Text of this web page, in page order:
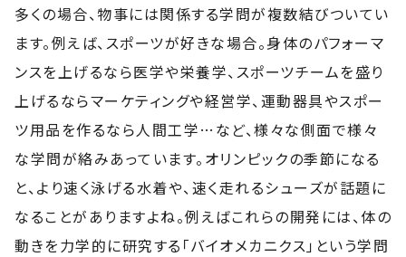
多くの場合、物事には関係する学問が複数結びついてい
ます。例えば、スポーツが好きな場合。身体のパフォーマ
ンスを上げるなら医学や栄養学、スポーツチームを盛り
上げるならマーケティングや経営学、運動器具やスポー
ツ用品を作るなら人間工学…など、様々な側面で様々
な学問が絡みあっています。オリンピックの季節になる
と、より速く泳げる水着や、速く走れるシューズが話題に
なることがありますよね。例えばこれらの開発には、体の
動きを力学的に研究する「バイオメカニクス」という学問